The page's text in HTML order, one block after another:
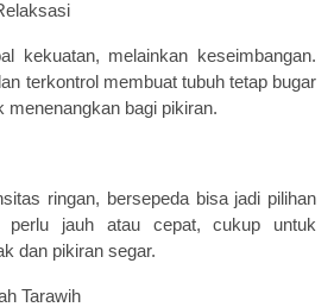
kekuatan, melainkan keseimbangan.
terkontrol membuat tubuh tetap bugar
bagi pikiran.
ringan, bersepeda bisa jadi pilihan
perlu jauh atau cepat, cukup untuk
dan pikiran segar.
Tarawih